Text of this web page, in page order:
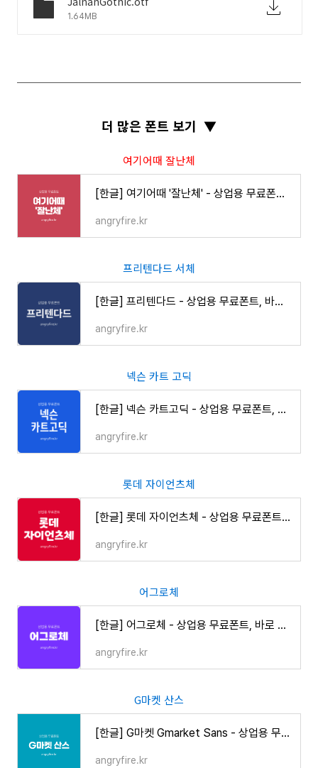
1.64MB
더 많은 폰트 보기 ▼
여기어때 잘난체
[한글] 여기어때 '잘난체' - 상업용 무료폰트, 바로 다운로드 ⬇︎
angryfire.kr
프리텐다드 서체
[한글] 프리텐다드 - 상업용 무료폰트, 바로 다운로드 ⬇︎
angryfire.kr
넥슨 카트 고딕
[한글] 넥슨 카트고딕 - 상업용 무료폰트, 바로 다운로드 ⬇︎
angryfire.kr
롯데 자이언츠체
[한글] 롯데 자이언츠체 - 상업용 무료폰트, 바로 다운로드 ⬇︎
angryfire.kr
어그로체
[한글] 어그로체 - 상업용 무료폰트, 바로 다운로드 ⬇︎
angryfire.kr
G마켓 산스
[한글] G마켓 Gmarket Sans - 상업용 무료폰트, 바로 다운로드 ⬇︎
angryfire.kr